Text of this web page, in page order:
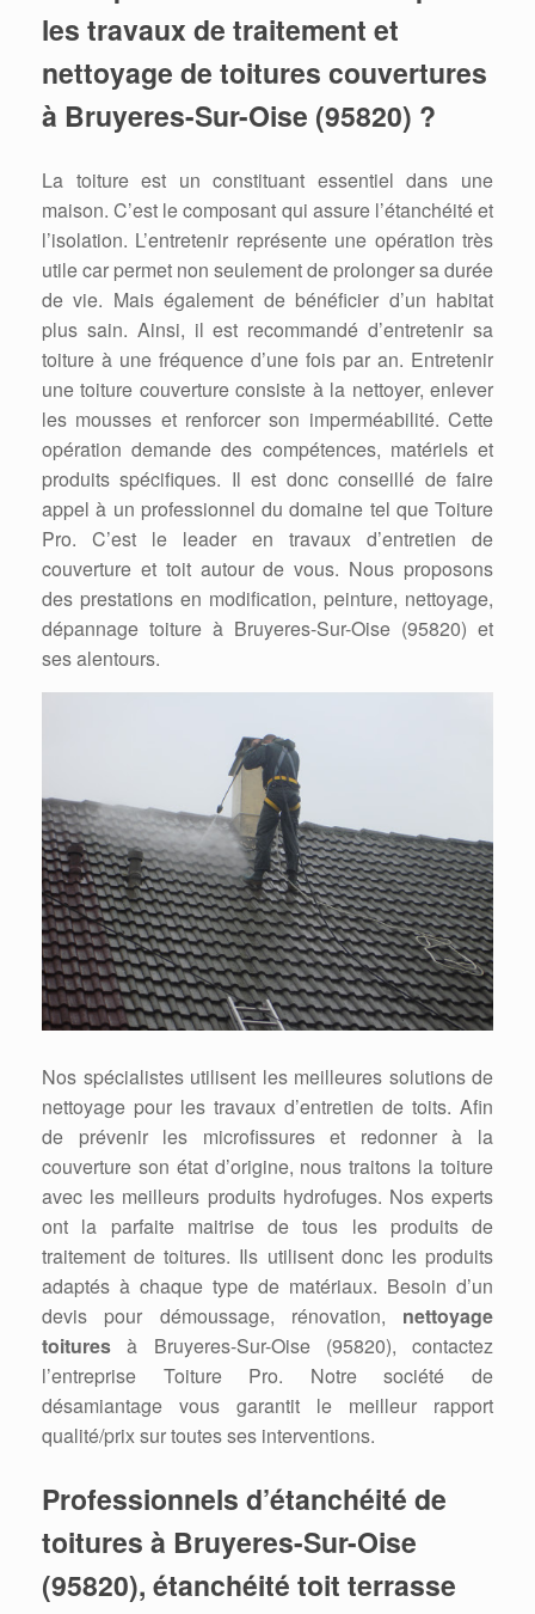
les travaux de traitement et
nettoyage de toitures couvertures
à Bruyeres-Sur-Oise (95820) ?
La toiture est un constituant essentiel dans une
maison. C’est le composant qui assure l’étanchéité et
l’isolation. L’entretenir représente une opération très
utile car permet non seulement de prolonger sa durée
de vie. Mais également de bénéficier d’un habitat
plus sain. Ainsi, il est recommandé d’entretenir sa
toiture à une fréquence d’une fois par an. Entretenir
une toiture couverture consiste à la nettoyer, enlever
les mousses et renforcer son imperméabilité. Cette
opération demande des compétences, matériels et
produits spécifiques. Il est donc conseillé de faire
appel à un professionnel du domaine tel que Toiture
Pro. C’est le leader en travaux d’entretien de
couverture et toit autour de vous. Nous proposons
des prestations en modification, peinture, nettoyage,
dépannage toiture à Bruyeres-Sur-Oise (95820) et
ses alentours.
Nos spécialistes utilisent les meilleures solutions de
nettoyage pour les travaux d’entretien de toits. Afin
de prévenir les microfissures et redonner à la
couverture son état d’origine, nous traitons la toiture
avec les meilleurs produits hydrofuges. Nos experts
ont la parfaite maitrise de tous les produits de
traitement de toitures. Ils utilisent donc les produits
adaptés à chaque type de matériaux. Besoin d’un
devis pour démoussage, rénovation, nettoyage
toitures à Bruyeres-Sur-Oise (95820), contactez
l’entreprise Toiture Pro. Notre société de
désamiantage vous garantit le meilleur rapport
qualité/prix sur toutes ses interventions.
Professionnels d’étanchéité de
toitures à Bruyeres-Sur-Oise
(95820), étanchéité toit terrasse